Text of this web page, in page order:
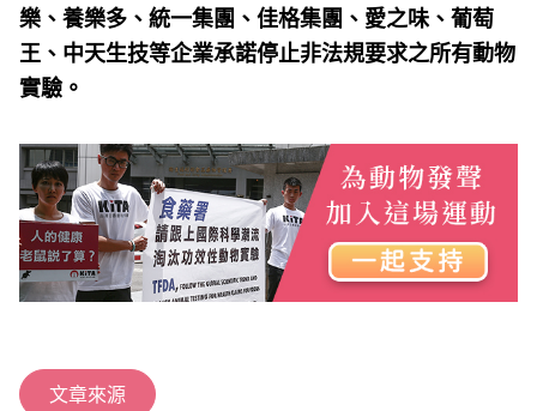
樂、養樂多、統一集團、佳格集團、愛之味、葡萄
王、中天生技等企業承諾停止非法規要求之所有動物
實驗。
文章來源